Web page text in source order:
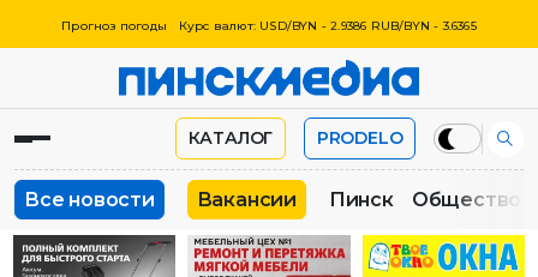
Прогноз погоды Курс валют: USD/BYN - 2.9386 RUB/BYN - 3.6365
КАТАЛОГ PRODELO
Все новости Вакансии Пинск Общество